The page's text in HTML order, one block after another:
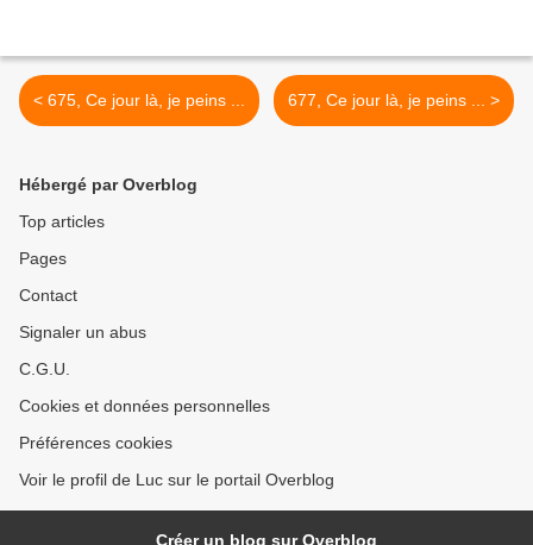
< 675, Ce jour là, je peins ... 677, Ce jour là, je peins ... >
Hébergé par Overblog
Top articles
Pages
Contact
Signaler un abus
C.G.U.
Cookies et données personnelles
Préférences cookies
Voir le profil de Luc sur le portail Overblog
Créer un blog sur Overblog